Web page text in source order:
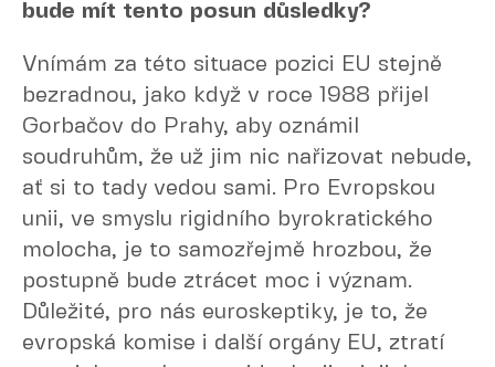
bude mít tento posun důsledky?
Vnímám za této situace pozici EU stejně
bezradnou, jako když v roce 1988 přijel
Gorbačov do Prahy, aby oznámil
soudruhům, že už jim nic nařizovat nebude,
ať si to tady vedou sami. Pro Evropskou
unii, ve smyslu rigidního byrokratického
molocha, je to samozřejmě hrozbou, že
postupně bude ztrácet moc i význam.
Důležité, pro nás euroskeptiky, je to, že
evropská komise i další orgány EU, ztratí